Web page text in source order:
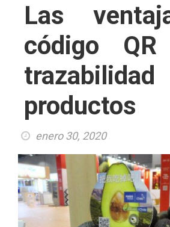
Las
código
productos
enero 30, 2020